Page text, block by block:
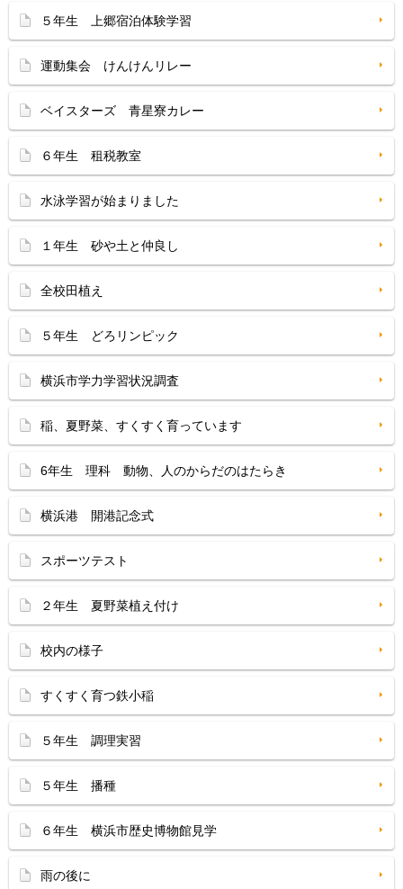
５年生 上郷宿泊体験学習
運動集会 けんけんリレー
ベイスターズ 青星寮カレー
６年生 租税教室
水泳学習が始まりました
１年生 砂や土と仲良し
全校田植え
５年生 どろリンピック
横浜市学力学習状況調査
稲、夏野菜、すくすく育っています
6年生 理科 動物、人のからだのはたらき
横浜港 開港記念式
スポーツテスト
２年生 夏野菜植え付け
校内の様子
すくすく育つ鉄小稲
５年生 調理実習
５年生 播種
６年生 横浜市歴史博物館見学
雨の後に